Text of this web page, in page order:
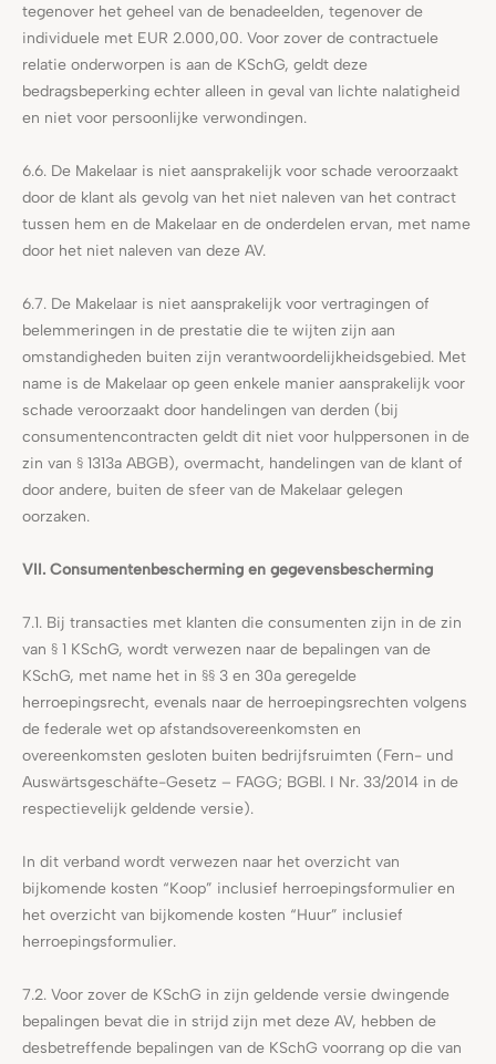
tegenover het geheel van de benadeelden, tegenover de
individuele met EUR 2.000,00. Voor zover de contractuele
relatie onderworpen is aan de KSchG, geldt deze
bedragsbeperking echter alleen in geval van lichte nalatigheid
en niet voor persoonlijke verwondingen.
6.6. De Makelaar is niet aansprakelijk voor schade veroorzaakt
door de klant als gevolg van het niet naleven van het contract
tussen hem en de Makelaar en de onderdelen ervan, met name
door het niet naleven van deze AV.
6.7. De Makelaar is niet aansprakelijk voor vertragingen of
belemmeringen in de prestatie die te wijten zijn aan
omstandigheden buiten zijn verantwoordelijkheidsgebied. Met
name is de Makelaar op geen enkele manier aansprakelijk voor
schade veroorzaakt door handelingen van derden (bij
consumentencontracten geldt dit niet voor hulppersonen in de
zin van § 1313a ABGB), overmacht, handelingen van de klant of
door andere, buiten de sfeer van de Makelaar gelegen
oorzaken.
VII. Consumentenbescherming en gegevensbescherming
7.1. Bij transacties met klanten die consumenten zijn in de zin
van § 1 KSchG, wordt verwezen naar de bepalingen van de
KSchG, met name het in §§ 3 en 30a geregelde
herroepingsrecht, evenals naar de herroepingsrechten volgens
de federale wet op afstandsovereenkomsten en
overeenkomsten gesloten buiten bedrijfsruimten (Fern- und
Auswärtsgeschäfte-Gesetz – FAGG; BGBl. I Nr. 33/2014 in de
respectievelijk geldende versie).
In dit verband wordt verwezen naar het overzicht van
bijkomende kosten “Koop” inclusief herroepingsformulier en
het overzicht van bijkomende kosten “Huur” inclusief
herroepingsformulier.
7.2. Voor zover de KSchG in zijn geldende versie dwingende
bepalingen bevat die in strijd zijn met deze AV, hebben de
desbetreffende bepalingen van de KSchG voorrang op die van